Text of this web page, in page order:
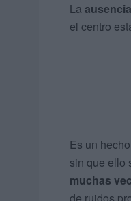
La
el centro
Es un
sin que ello
muchas